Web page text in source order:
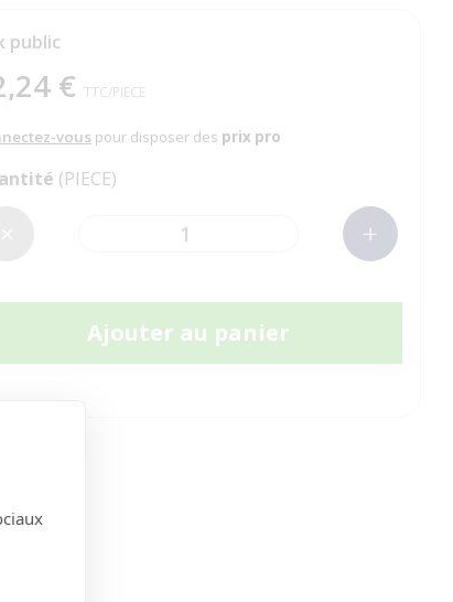
public
€ TTC/PIECE
vous pour disposer des prix pro
(PIECE)
Ajouter au panier